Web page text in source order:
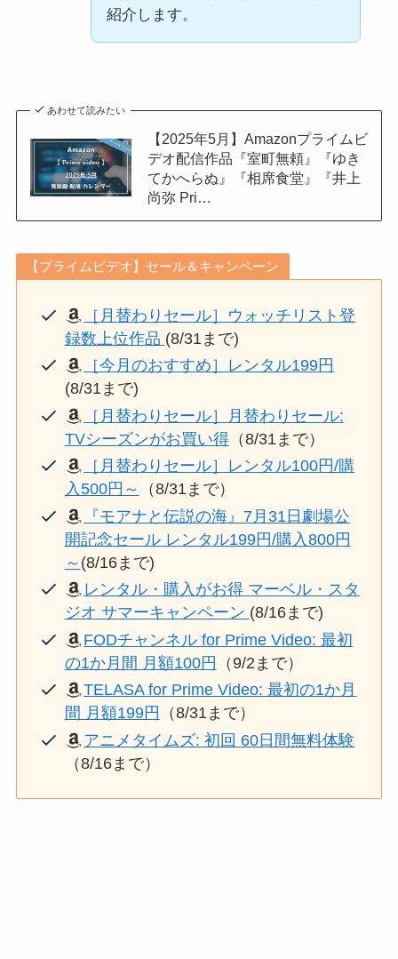
紹介します。
あわせて読みたい
【2025年5月】Amazonプライムビ
デオ配信作品『室町無頼』『ゆき
てかへらぬ』『相席食堂』『井上
尚弥 Pri…
【プライムビデオ】セール＆キャンペーン
［月替わりセール］ウォッチリスト登
録数上位作品 (8/31まで)
［今月のおすすめ］レンタル199円
(8/31まで)
［月替わりセール］月替わりセール:
TVシーズンがお買い得（8/31まで）
［月替わりセール］レンタル100円/購
入500円～
（8/31まで）
『モアナと伝説の海』7月31日劇場公
開記念セール レンタル199円/購入800円
～ (8/16まで)
レンタル・購入がお得 マーベル・スタ
ジオ サマーキャンペーン (8/16まで)
FODチャンネル for Prime Video: 最初
の1か月間 月額100円 （9/2まで）
TELASA for Prime Video: 最初の1か月
間 月額199円
（8/31まで）
アニメタイムズ: 初回 60日間無料体験
（8/16まで）